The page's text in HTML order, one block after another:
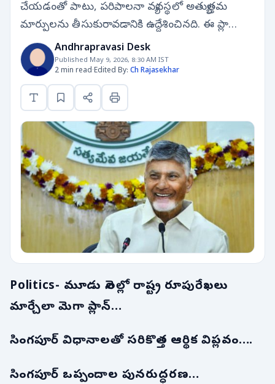
చేయడంతో పాటు, పరిపాలనా వ్యవస్థలో అత్యుత్తమ
మార్పులను తీసుకురావడానికి ఉద్దేశించినది. ఈ ప్లా…
Andhrapravasi Desk
Published May 9, 2026, 8:30 AM IST
2 min read·Edited By: Ch Rajasekhar
Politics- మూడు నెలల్లో రాష్ట్ర రూపురేఖలు
మార్చేలా మెగా ప్లాన్…
సింగపూర్ విధానాలతో సరికొత్త ఆర్థిక విప్లవం….
సింగపూర్ ఒప్పందాల పునరుద్ధరణ…